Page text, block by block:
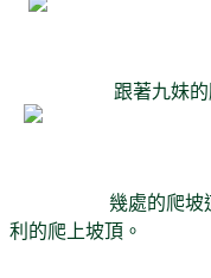
跟著九妹的腳
幾處的爬坡
利的爬上坡頂。